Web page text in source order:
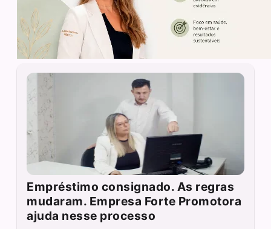
Empréstimo consignado. As regras
mudaram. Empresa Forte Promotora
ajuda nesse processo